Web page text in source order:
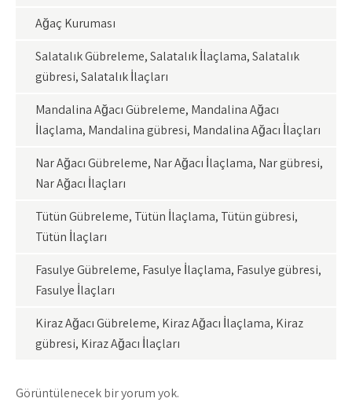
Ağaç Kuruması
Salatalık Gübreleme, Salatalık İlaçlama, Salatalık
gübresi, Salatalık İlaçları
Mandalina Ağacı Gübreleme, Mandalina Ağacı
İlaçlama, Mandalina gübresi, Mandalina Ağacı İlaçları
Nar Ağacı Gübreleme, Nar Ağacı İlaçlama, Nar gübresi,
Nar Ağacı İlaçları
Tütün Gübreleme, Tütün İlaçlama, Tütün gübresi,
Tütün İlaçları
Fasulye Gübreleme, Fasulye İlaçlama, Fasulye gübresi,
Fasulye İlaçları
Kiraz Ağacı Gübreleme, Kiraz Ağacı İlaçlama, Kiraz
gübresi, Kiraz Ağacı İlaçları
Görüntülenecek bir yorum yok.